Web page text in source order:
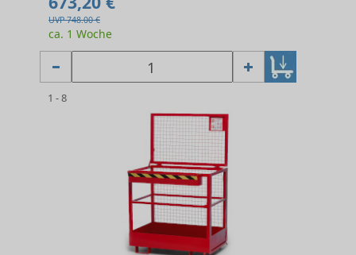
UVP 748.00 €
ca. 1 Woche
1 - 8